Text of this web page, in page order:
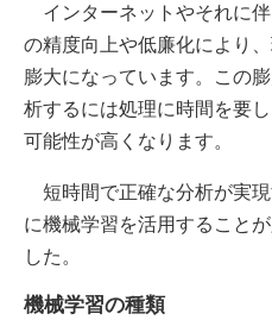
インターネットやそれに
の精度向上や低廉化により
膨大になっています。この
析するには処理に時間を要
可能性が高くなります。
短時間で正確な分析が実
に機械学習を活用すること
した。
機械学習の種類